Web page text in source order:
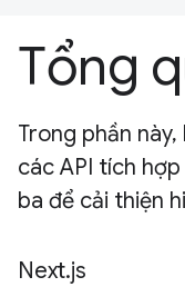
Tổng
Trong phần
các API tích
ba để cải thiện
Next.js